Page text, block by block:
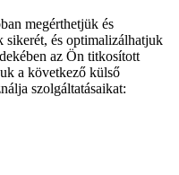
megérthetjük és
sikerét, és optimalizálhatjuk
az Ön titkosított
a következő külső
szolgáltatásaikat: